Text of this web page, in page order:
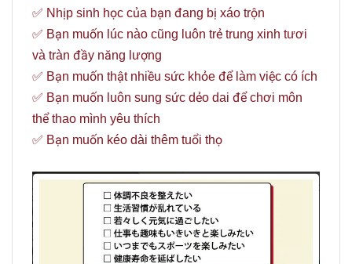
✅ Nhịp sinh học của bạn đang bị xáo trộn
✅ Bạn muốn lúc nào cũng luôn trẻ trung xinh tươi
và tràn đầy năng lượng
✅ Bạn muốn thật nhiều sức khỏe để làm việc có ích
✅ Bạn muốn luôn sung sức dẻo dai để chơi môn
thể thao mình yêu thích
✅ Bạn muốn kéo dài thêm tuổi thọ